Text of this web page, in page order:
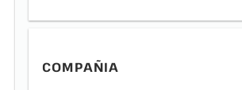
COMPAÑIA